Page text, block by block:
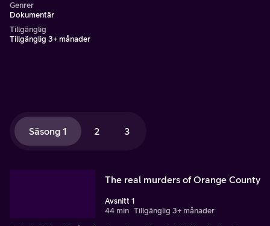
Genrer
Dokumentär
Tillgänglig
Tillgänglig 3+ månader
Säsong 1 2 3
The real murders of Orange County
Avsnitt 1
44 min Tillgänglig 3+ månader